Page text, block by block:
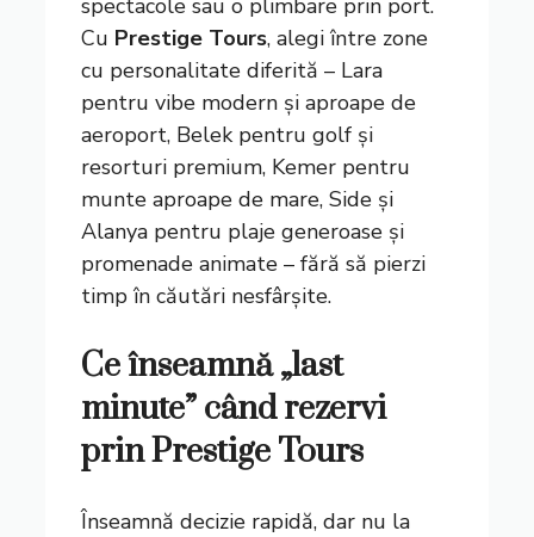
Cu Prestige Tours, alegi între zone
cu personalitate diferită – Lara
pentru vibe modern și aproape de
aeroport, Belek pentru golf și
resorturi premium, Kemer pentru
munte aproape de mare, Side și
Alanya pentru plaje generoase și
promenade animate – fără să pierzi
timp în căutări nesfârșite.
Ce înseamnă „last
minute” când rezervi
prin Prestige Tours
Înseamnă decizie rapidă, dar nu la